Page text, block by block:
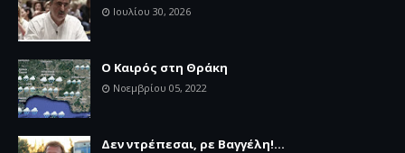
Ιουλίου 30, 2026
Ο Καιρός στη Θράκη
Νοεμβρίου 05, 2022
Δεν ντρέπεσαι, ρε Βαγγέλη!...